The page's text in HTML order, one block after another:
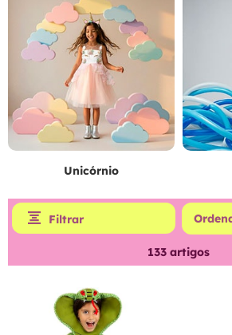
Unicórnio
Filtrar
133 artigos